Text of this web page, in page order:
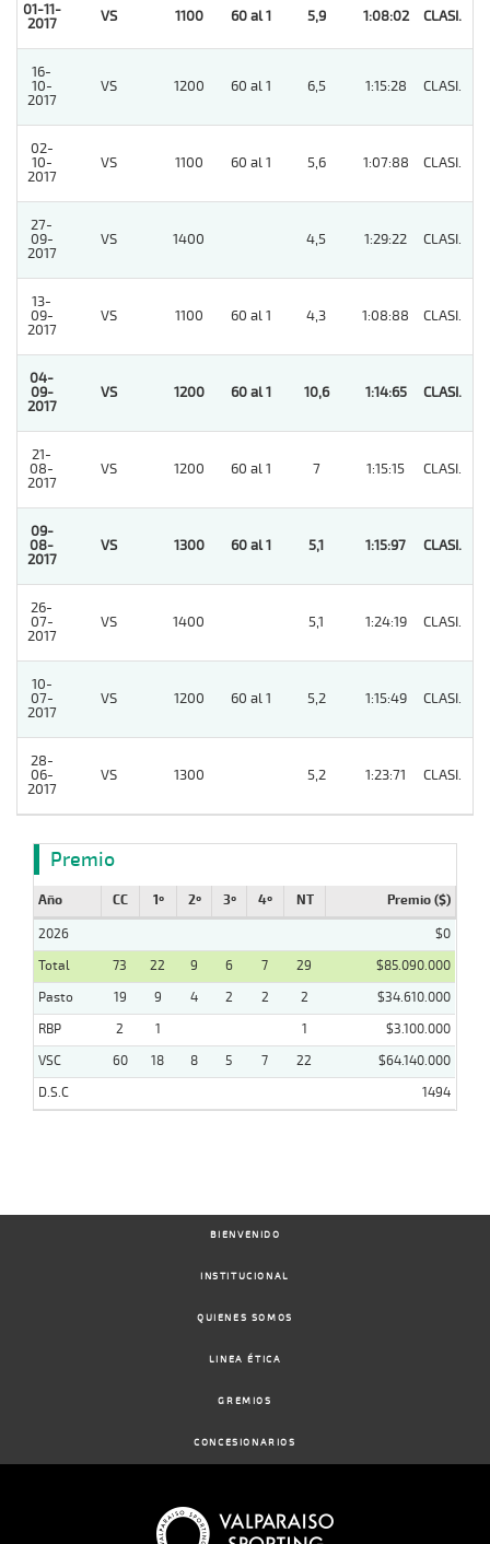
01-11-
2017
VS 1100 60 al 1 5,9 1:08:02 CLASI.
16-
10-
2017
VS 1200 60 al 1 6,5 1:15:28 CLASI.
02-
10-
2017
VS 1100 60 al 1 5,6 1:07:88 CLASI.
27-
09-
2017
VS 1400 4,5 1:29:22 CLASI.
13-
09-
2017
VS 1100 60 al 1 4,3 1:08:88 CLASI.
04-
09-
2017
VS 1200 60 al 1 10,6 1:14:65 CLASI.
21-
08-
2017
VS 1200 60 al 1 7 1:15:15 CLASI.
09-
08-
2017
VS 1300 60 al 1 5,1 1:15:97 CLASI.
26-
07-
2017
VS 1400 5,1 1:24:19 CLASI.
10-
07-
2017
VS 1200 60 al 1 5,2 1:15:49 CLASI.
28-
06-
2017
VS 1300 5,2 1:23:71 CLASI.
Premio
Año CC 1º 2º 3º 4º NT Premio ($)
2026
$0
Total
73 22 9 6 7 29
$85.090.000
Pasto
19 9 4 2 2 2
$34.610.000
RBP
2 1 1
$3.100.000
VSC
60 18 8 5 7 22
$64.140.000
D.S.C
1494
BIENVENIDO
INSTITUCIONAL
QUIENES SOMOS
LINEA ÉTICA
GREMIOS
CONCESIONARIOS